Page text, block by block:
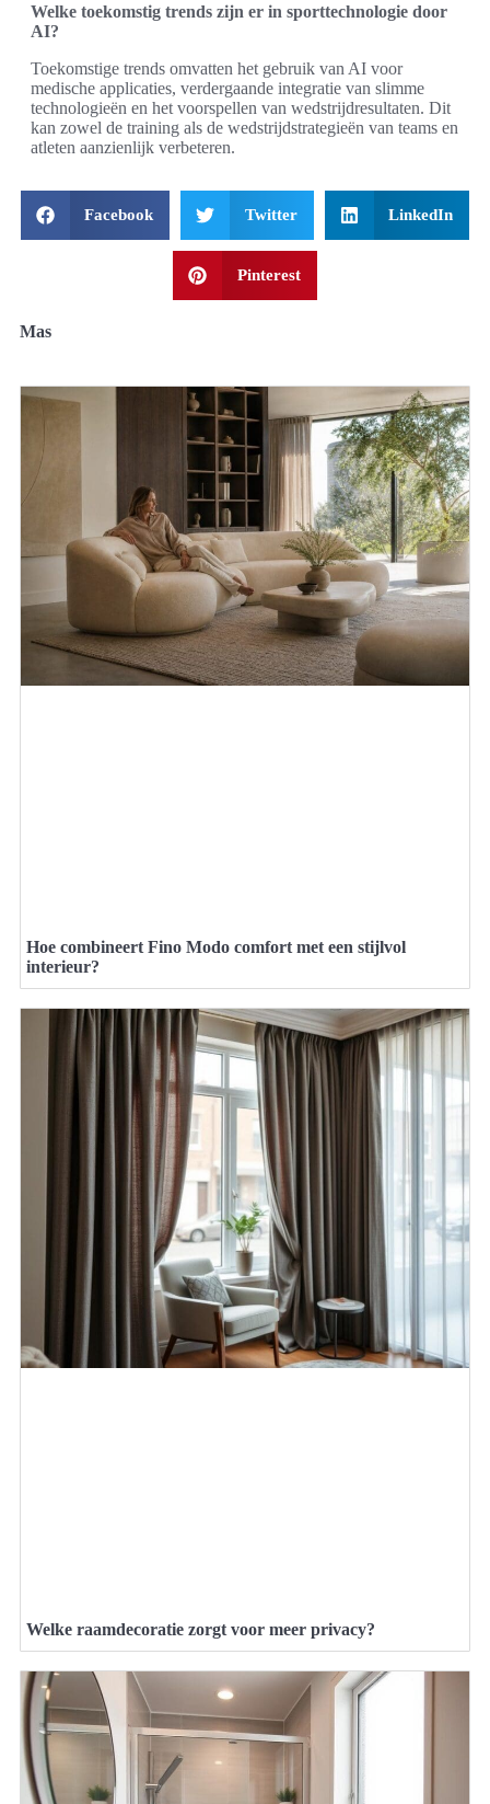
Welke toekomstig trends zijn er in sporttechnologie door
AI?
Toekomstige trends omvatten het gebruik van AI voor
medische applicaties, verdergaande integratie van slimme
technologieën en het voorspellen van wedstrijdresultaten. Dit
kan zowel de training als de wedstrijdstrategieën van teams en
atleten aanzienlijk verbeteren.
Facebook Twitter LinkedIn
Pinterest
Mas
Hoe combineert Fino Modo comfort met een stijlvol
interieur?
Welke raamdecoratie zorgt voor meer privacy?